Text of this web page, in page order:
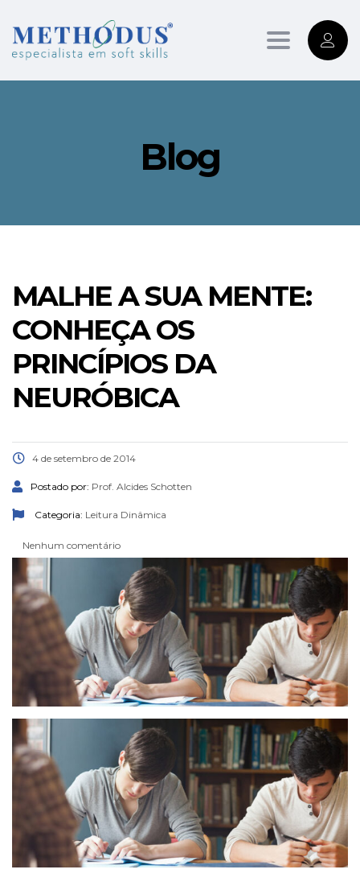
Toggle
Blog
MALHE A SUA MENTE:
CONHEÇA OS
PRINCÍPIOS DA
NEURÓBICA
4 de setembro de 2014
Postado por: Prof. Alcides Schotten
Categoria: Leitura Dinâmica
Nenhum comentário